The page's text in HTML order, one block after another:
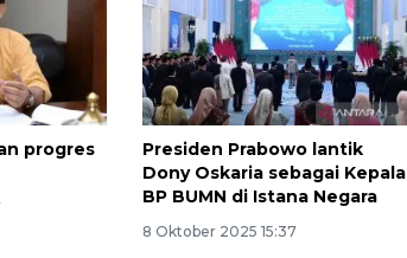
progres
Presiden Prabowo lantik
Dony Oskaria sebagai Kepala
BP BUMN di Istana Negara
8 Oktober 2025 15:37